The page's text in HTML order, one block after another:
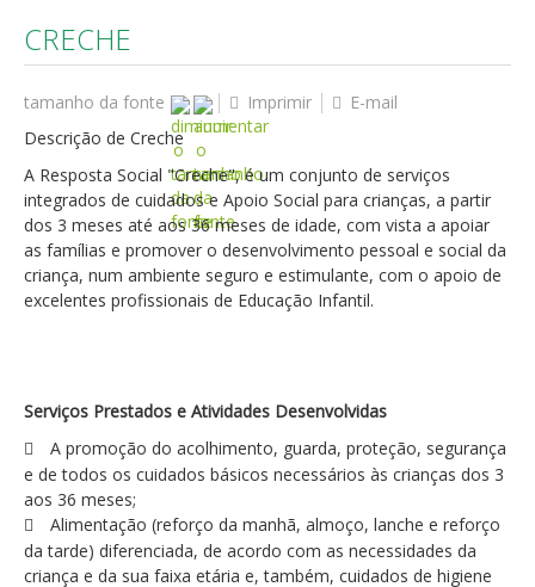
CRECHE
tamanho da fonte Imprimir
E-mail
Descrição de Creche
A Resposta Social "Creche", é um conjunto de serviços
integrados de cuidados e Apoio Social para crianças, a partir
dos 3 meses até aos 36 meses de idade, com vista a apoiar
as famílias e promover o desenvolvimento pessoal e social da
criança, num ambiente seguro e estimulante, com o apoio de
excelentes profissionais de Educação Infantil.
Serviços Prestados e Atividades Desenvolvidas
A promoção do acolhimento, guarda, proteção, segurança
e de todos os cuidados básicos necessários às crianças dos 3
aos 36 meses;
Alimentação (reforço da manhã, almoço, lanche e reforço
da tarde) diferenciada, de acordo com as necessidades da
criança e da sua faixa etária e, também, cuidados de higiene